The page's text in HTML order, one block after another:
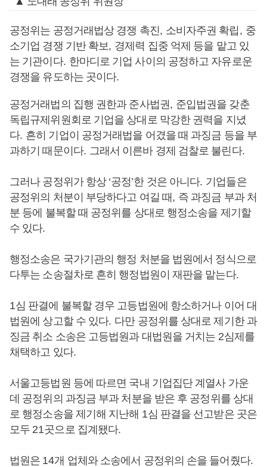
공정위는 공정거래법상 경쟁 촉진, 소비자주권 확립 , 중
소기업 경쟁 기반 확보, 경제력 집중 억제 등을 맡고 있
는 기관이다. 한마디로 기업 사이의 공정하고 자유로운
경쟁을 유도하는 곳이다.
공정거래법의 집행 권한과 준사법권, 준입법권을 갖춘
독립규제위원회로 기업을 상대로 막강한 권력을 지녔
다. 흔히 기업이 공정거래법을 어겼을 때 과징금 등을 부
과하기 때문이다. 그래서 이른바 경제 검찰로 불린다.
그러나 공정위가 항상 ‘공정’한 것은 아니다. 기업들은
공정위의 처분이 부당하다고 여길 때 , 즉 과징금 부과 처
분 등에 불복할 때 공정위를 상대로 행정소송을 제기할
수 있다.
행정소송은 국가기관의 행정 처분을 법원에서 정식으로
다투는 소송절차로 흔히 행정법원이 재판을 맡는다.
1심 판결에 불복할 경우 고등법원에 항소하거나 이어 대
법원에 상고할 수 있다. 다만 공정위를 상대로 제기한 과
징금 취소 소송은 고등법원과 대법원을 거치는 2심제를
채택하고 있다.
서울고등법원 등에 따르면 국내 기업집단 계열사 가운
데 공정위의 과징금 부과 처분을 받은 후 공정위를 상대
로 행정소송을 제기해 지난해 1심 판결을 선고받은 곳은
모두 21곳으로 집계됐다.
법원은 14개 업체와 소송에서 공정위의 손을 들어줬다.